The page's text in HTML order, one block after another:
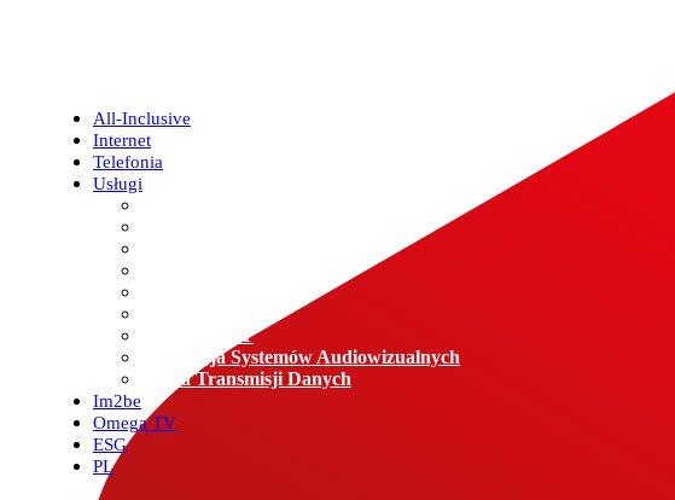
All-Inclusive
Internet
Telefonia
Usługi
Enterprise IT
Integracja Systemów Audiowizualnych
Łącza Transmisji Danych
Im2be
Omega TV
ESG
PL